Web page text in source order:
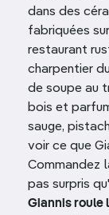
dans des
fabriquées
restaurant
charpentier
de soupe au
bois et
sauge,
voir ce que
Commandez
pas surpris
Giannis roule